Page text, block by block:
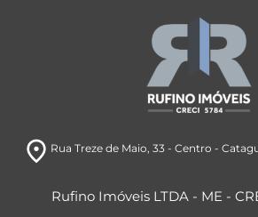
room Rua Treze de Maio, 33- Centro -
Rufino Imóveis LTDA - ME -